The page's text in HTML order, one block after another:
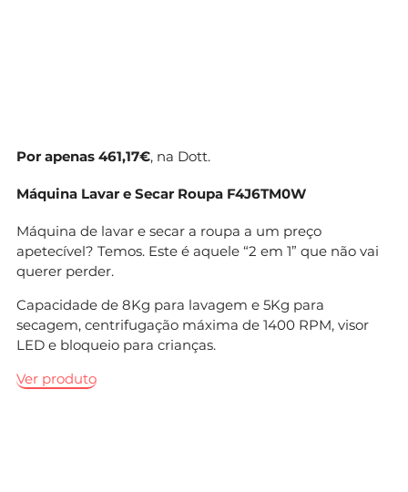
Por apenas 461,17€, na Dott.
Máquina Lavar e Secar Roupa F4J6TM0W
Máquina de lavar e secar a roupa a um preço
apetecível? Temos. Este é aquele “2 em 1” que não vai
querer perder.
Capacidade de 8Kg para lavagem e 5Kg para
secagem, centrifugação máxima de 1400 RPM, visor
LED e bloqueio para crianças.
Ver produto